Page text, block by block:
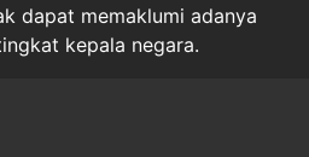
dapat memaklumi adanya
kepala negara.